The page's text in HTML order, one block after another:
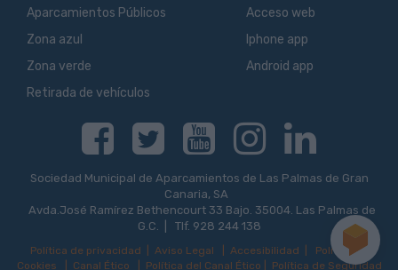
Aparcamientos Públicos
Zona azul
Zona verde
Retirada de vehículos
Acceso web
Iphone app
Android app
Facebook Twitter Youtube Instagram Linkedin
Sociedad Municipal de Aparcamientos de Las Palmas de Gran
Canaria, SA
Avda.José Ramírez Bethencourt 33 Bajo. 35004. Las Palmas de
G.C. | Tlf. 928 244 138
Política de privacidad Aviso Legal Accesibilidad
Política de
Cookies
Canal Ético Política del Canal Ético Política de Seguridad